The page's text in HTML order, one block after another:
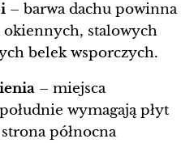
– barwa dachu powinna
okiennych, stalowych
belek wsporczych.
– miejsca
wymagają płyt
północna